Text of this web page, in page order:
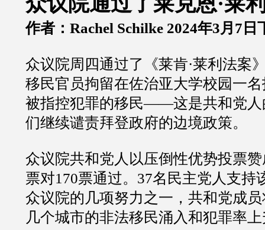
作者：Rachel Schilke 2024年3月7日
众议院周四通过了《莱肯·莱利法案
移民官员拘留在佐治亚大学校园一
被指控犯罪的移民——这是共和党人
们继续谴责拜登政府的边境政策。
众议院共和党人以压倒性优势投票
票对170票通过。37名民主党人支持
众议院的几项努力之一，共和党成
几个城市的非法移民涌入和犯罪率